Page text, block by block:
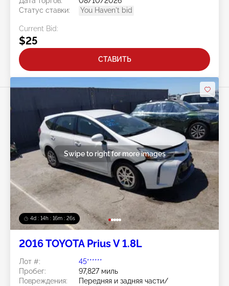
Статус ставки:
You Haven't bid
Current Bid:
$25
СТАВИТЬ
4d : 14h : 16m : 23s
Swipe to right for more images
2016 TOYOTA Prius V 1.8L
Лот #:
45******
Пробег:
97,827 миль
Повреждения:
Передняя и задняя части/